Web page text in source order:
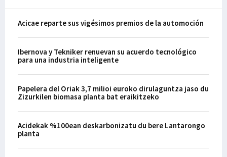
Acicae reparte sus vigésimos premios de la automoción
Ibernova y Tekniker renuevan su acuerdo tecnológico
para una industria inteligente
Papelera del Oriak 3,7 milioi euroko dirulaguntza jaso du
Zizurkilen biomasa planta bat eraikitzeko
Acidekak %100ean deskarbonizatu du bere Lantarongo
planta